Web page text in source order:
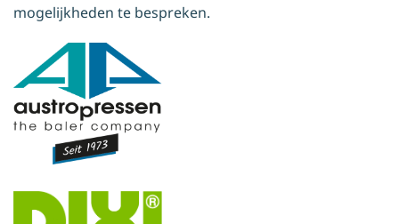
mogelijkheden te bespreken.